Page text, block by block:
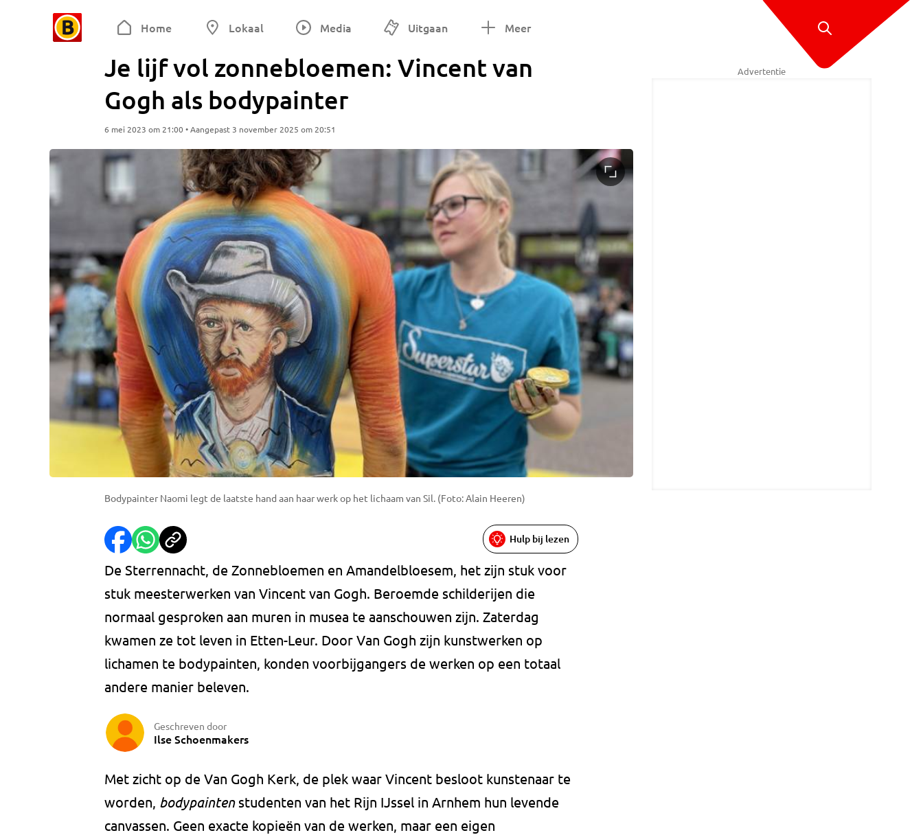
Home Lokaal Media Uitgaan Meer
Je lijf vol zonnebloemen: Vincent van
Gogh als bodypainter
6 mei 2023 om 21:00 • Aangepast 3 november 2025 om 20:51
Bodypainter Naomi legt de laatste hand aan haar werk op het lichaam van Sil. (Foto: Alain Heeren)
Hulp bij lezen
De Sterrennacht, de Zonnebloemen en Amandelbloesem, het zijn stuk voor
stuk meesterwerken van Vincent van Gogh. Beroemde schilderijen die
normaal gesproken aan muren in musea te aanschouwen zijn. Zaterdag
kwamen ze tot leven in Etten-Leur. Door Van Gogh zijn kunstwerken op
lichamen te bodypainten, konden voorbijgangers de werken op een totaal
andere manier beleven.
Geschreven door
Ilse Schoenmakers
Met zicht op de Van Gogh Kerk, de plek waar Vincent besloot kunstenaar te
worden, bodypaintenstudenten van het Rijn IJssel in Arnhem hun levende
canvassen. Geen exacte kopieën van de werken, maar een eigen
Advertentie